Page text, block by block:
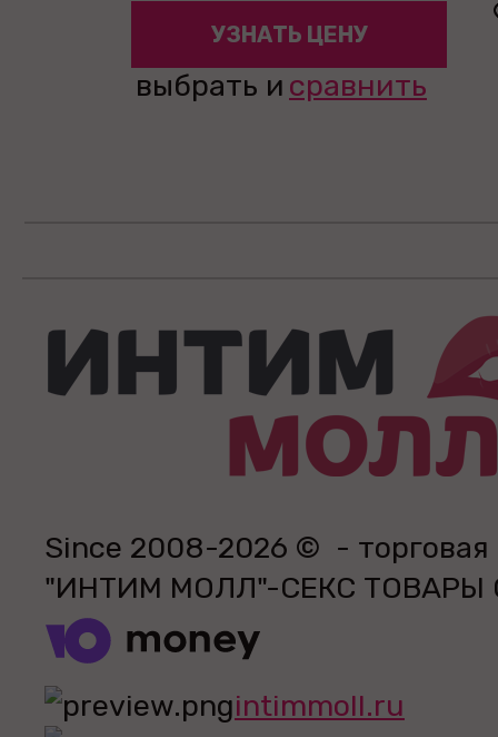
УЗНАТЬ ЦЕНУ
выбрать и сравнить
Since 2008-2026 © - торговая
"ИНТИМ МОЛЛ"-СЕКС
intimmoll.ru